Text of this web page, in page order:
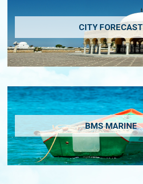
CITY FORECAST
BMS MARINE